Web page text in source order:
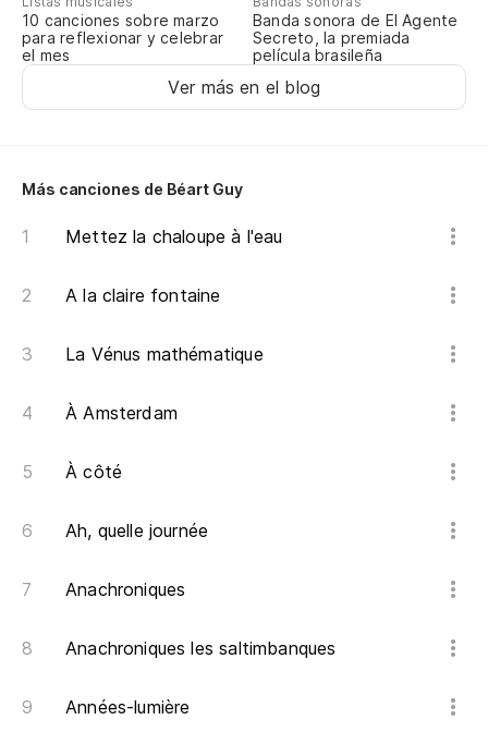
10 canciones sobre marzo
para reflexionar y celebrar
el mes
Banda sonora de El Agente
Secreto, la premiada
película brasileña
Ver más en el blog
Más canciones de Béart Guy
Mettez la chaloupe à l'eau
A la claire fontaine
La Vénus mathématique
À Amsterdam
À côté
Ah, quelle journée
Anachroniques
Anachroniques les saltimbanques
Années-lumière